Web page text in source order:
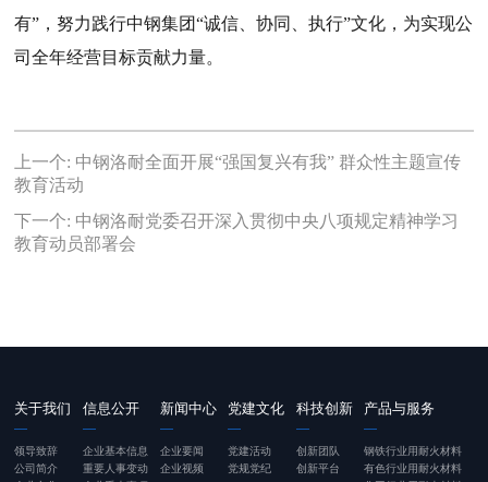
有”，努力践行中钢集团“诚信、协同、执行”文化，为实现公
司全年经营目标贡献力量。
上一个: 中钢洛耐全面开展“强国复兴有我” 群众性主题宣传
教育活动
下一个: 中钢洛耐党委召开深入贯彻中央八项规定精神学习
教育动员部署会
关于我们
领导致辞
公司简介
信息公开
企业基本信息
重要人事变动
新闻中心
企业要闻
企业视频
党建文化
党建活动
党规党纪
科技创新
创新团队
创新平台
产品与服务
钢铁行业用耐火材料
有色行业用耐火材料